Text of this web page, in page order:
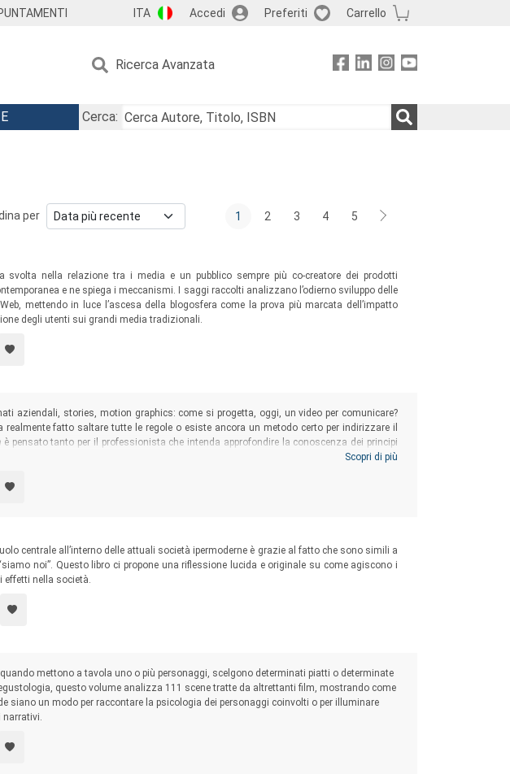
ITA Accedi Preferiti Carrello
Ricerca Avanzata
Cerca:
per 1 2 3 4 5
svolta nella relazione tra i media e un pubblico sempre più co-creatore dei prodotti
e ne spiega i meccanismi. I saggi raccolti analizzano l’odierno sviluppo delle
mettendo in luce l’ascesa della blogosfera come la prova più marcata dell’impatto
degli utenti sui grandi media tradizionali.
e videogamers
aziendali, stories, motion graphics: come si progetta, oggi, un video per comunicare?
realmente fatto saltare tutte le regole o esiste ancora un metodo certo per indirizzare il
è pensato tanto per il professionista che intenda approfondire la conoscenza dei principi
che si trovino alle prese con i primi incarichi e siano alla ricerca di un manuale completo
l’intero percorso di gestazione di un video.
Scopri di più
centrale all’interno delle attuali società ipermoderne è grazie al fatto che sono simili a
noi”. Questo libro ci propone una riflessione lucida e originale su come agiscono i
effetti nella società.
noi
mettono a tavola uno o più personaggi, scelgono determinati piatti o determinate
questo volume analizza 111 scene tratte da altrettanti film, mostrando come
siano un modo per raccontare la psicologia dei personaggi coinvolti o per illuminare
narrativi.